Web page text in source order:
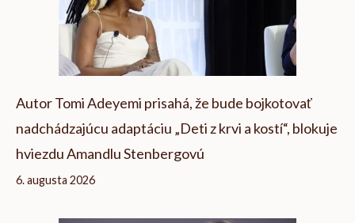
Autor Tomi Adeyemi prisahá, že bude bojkotovať
nadchádzajúcu adaptáciu „Deti z krvi a kostí“, blokuje
hviezdu Amandlu Stenbergovú
6. augusta 2026